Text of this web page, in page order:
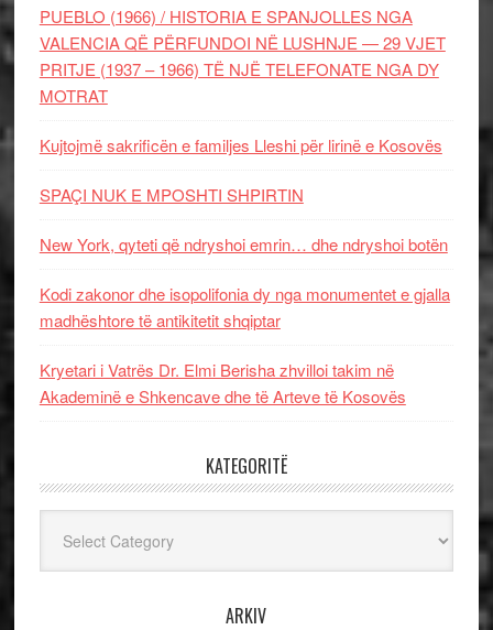
PUEBLO (1966) / HISTORIA E SPANJOLLES NGA
VALENCIA QË PËRFUNDOI NË LUSHNJE — 29 VJET
PRITJE (1937 – 1966) TË NJË TELEFONATE NGA DY
MOTRAT
Kujtojmë sakrificën e familjes Lleshi për lirinë e Kosovës
SPAÇI NUK E MPOSHTI SHPIRTIN
New York, qyteti që ndryshoi emrin… dhe ndryshoi botën
Kodi zakonor dhe isopolifonia dy nga monumentet e gjalla
madhështore të antikitetit shqiptar
Kryetari i Vatrës Dr. Elmi Berisha zhvilloi takim në
Akademinë e Shkencave dhe të Arteve të Kosovës
KATEGORITË
ARKIV